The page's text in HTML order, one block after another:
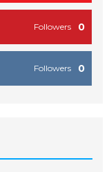
0
Followers
0
Followers